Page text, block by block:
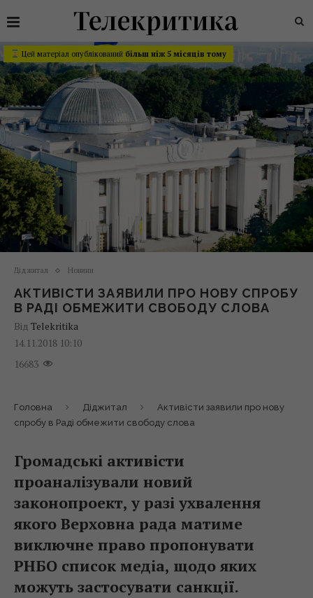
Цей матеріал опублікований більш ніж 5 місяців тому
Діджитал Новини
АКТИВІСТИ ЗАЯВИЛИ ПРО НОВУ СПРОБУ
В РАДІ ОБМЕЖИТИ СВОБОДУ СЛОВА
Від Telekritika
14.11.2018 10:10
16683
Головна Діджитал
Активісти заявили про нову
спробу в Раді обмежити свободу слова
Громадські активісти
проаналізували новий
законопроект, у разі ухвалення
якого Верховна рада матиме
виключне право пропонувати
РНБО список медіа, щодо яких
можуть застосувати санкції.